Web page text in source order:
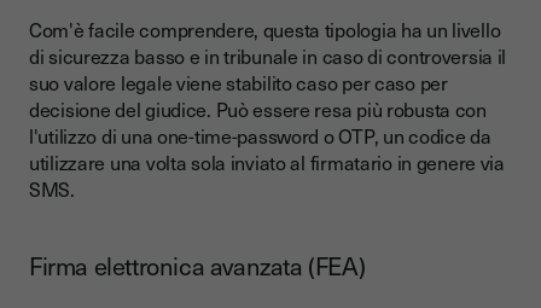
Com'è facile comprendere, questa tipologia ha un livello
di sicurezza basso e in tribunale in caso di controversia il
suo valore legale viene stabilito caso per caso per
decisione del giudice. Può essere resa più robusta con
l'utilizzo di una one-time-password o OTP, un codice da
utilizzare una volta sola inviato al firmatario in genere via
SMS.
Firma elettronica avanzata (FEA)